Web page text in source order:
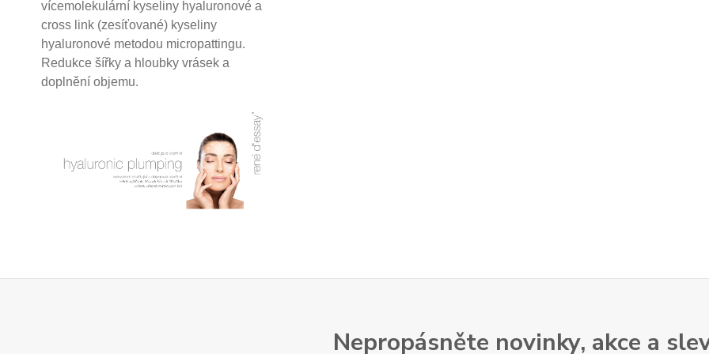
vícemolekulární kyseliny hyaluronové a
cross link (zesíťované) kyseliny
hyaluronové metodou micropattingu.
Redukce šířky a hloubky vrásek a
doplnění objemu.
Nepropásněte novinky, akce a